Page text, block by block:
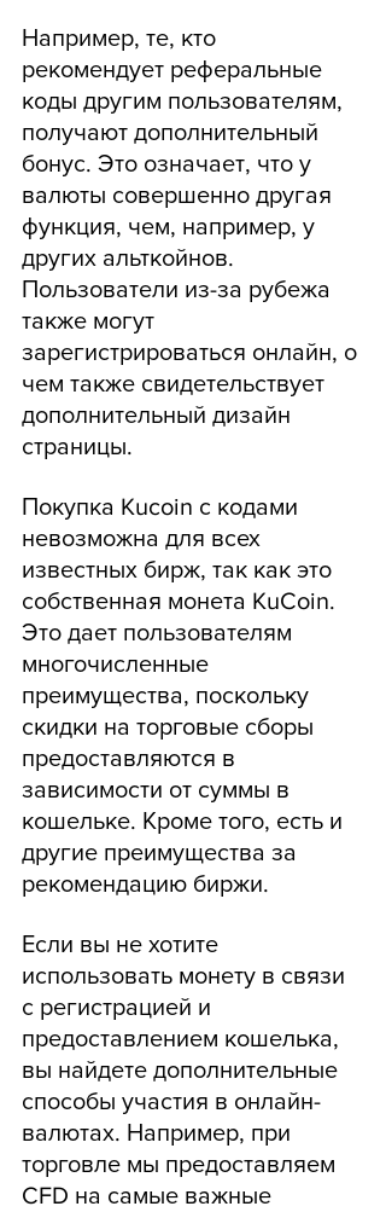
Например, те, кто
рекомендует реферальные
коды другим пользователям,
получают дополнительный
бонус. Это означает, что у
валюты совершенно другая
функция, чем, например, у
других альткойнов.
Пользователи из-за рубежа
также могут
зарегистрироваться онлайн, о
чем также свидетельствует
дополнительный дизайн
страницы.
Покупка Kucoin с кодами
невозможна для всех
известных бирж, так как это
собственная монета KuCoin.
Это дает пользователям
многочисленные
преимущества, поскольку
скидки на торговые сборы
предоставляются в
зависимости от суммы в
кошельке. Кроме того, есть и
другие преимущества за
рекомендацию биржи.
Если вы не хотите
использовать монету в связи
с регистрацией и
предоставлением кошелька,
вы найдете дополнительные
способы участия в онлайн-
валютах. Например, при
торговле мы предоставляем
CFD на самые важные